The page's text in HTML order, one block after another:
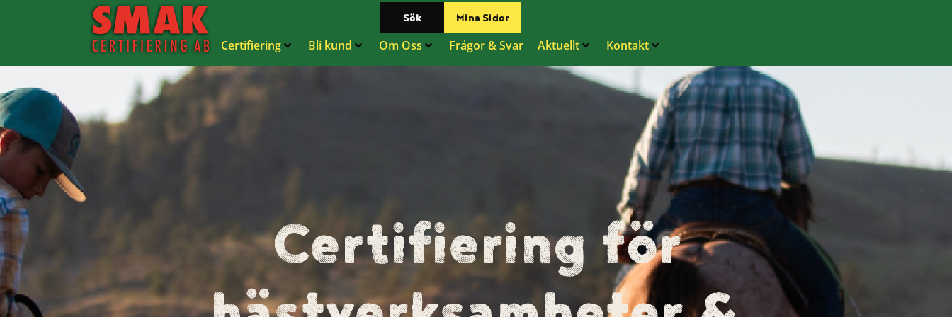
Sök Mina Sidor
Certifiering Bli kund Om Oss Frågor & Svar Aktuellt Kontakt
Certifiering för